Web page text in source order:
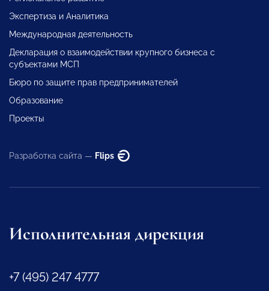
Экспертиза и Аналитика
Международная деятельность
Декларация о взаимодействии крупного бизнеса с
субъектами МСП
Бюро по защите прав предпринимателей
Образование
Проекты
Разработка сайта — Flips
Исполнительная дирекция
+7 (495) 247 4777